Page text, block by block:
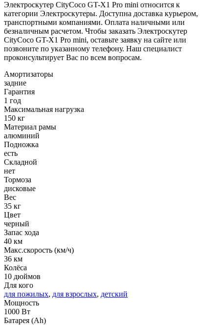
Электроскутер CityCoco GT-X1 Pro mini относится к
категории Электроскутеры. Доступна доставка курьером,
транспортными компаниями. Оплата наличными или
безналичным расчетом. Чтобы заказать Электроскутер
CityCoco GT-X1 Pro mini, оставьте заявку на сайте или
позвоните по указанному телефону. Наш специалист
проконсультирует Вас по всем вопросам.
Амортизаторы
задние
Гарантия
1 год
Максимальная нагрузка
150 кг
Материал рамы
алюминий
Подножка
есть
Складной
нет
Тормоза
дисковые
Вес
35 кг
Цвет
черный
Запас хода
40 км
Макс.скорость (км/ч)
36 км
Колёса
10 дюймов
Для кого
для пожилых, для взрослых, детский
Мощность
1000 Вт
Батарея (Ah)